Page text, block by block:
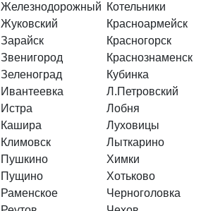
Железнодорожный
Жуковский
Зарайск
Звенигород
Зеленоград
Ивантеевка
Истра
Кашира
Климовск
Котельники
Красноармейск
Красногорск
Краснознаменск
Кубинка
Л.Петровский
Лобня
Луховицы
Лыткарино
Пушкино
Пущино
Раменское
Химки
Хотьково
Черноголовка